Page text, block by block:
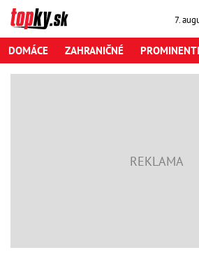
7.
DOMÁCE ZAHRANIČNÉ PROMINENTI